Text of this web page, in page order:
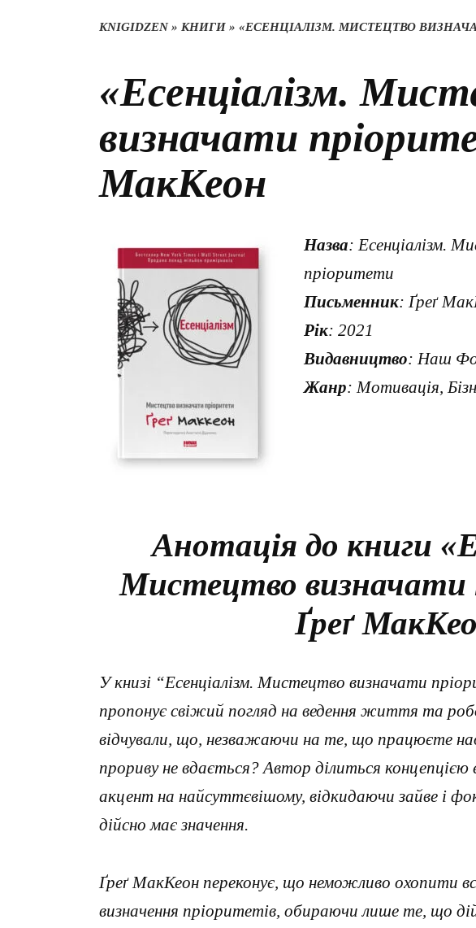
KNIGIDZEN» КНИГИ » «ЕСЕНЦІАЛІЗМ. МИСТЕЦТВО
«Есенціалізм.
визначати
МакКеон
Назва: Есенціалізм.
пріоритети
Письменник: Ґреґ
Рік: 2021
Видавництво: Наш
Жанр: Мотивація,
Анотація до книги
Мистецтво визначати
Ґреґ
У книзі “Есенціалізм. Мистецтво визначати
пропонує свіжий погляд на ведення життя та
відчували, що, незважаючи на те, що працюєте
прориву не вдається? Автор ділиться концепцією
акцент на найсуттєвішому, відкидаючи зайве і
дійсно має значення.
Ґреґ МакКеон переконує, що неможливо охопити
визначення пріоритетів, обираючи лише те, що